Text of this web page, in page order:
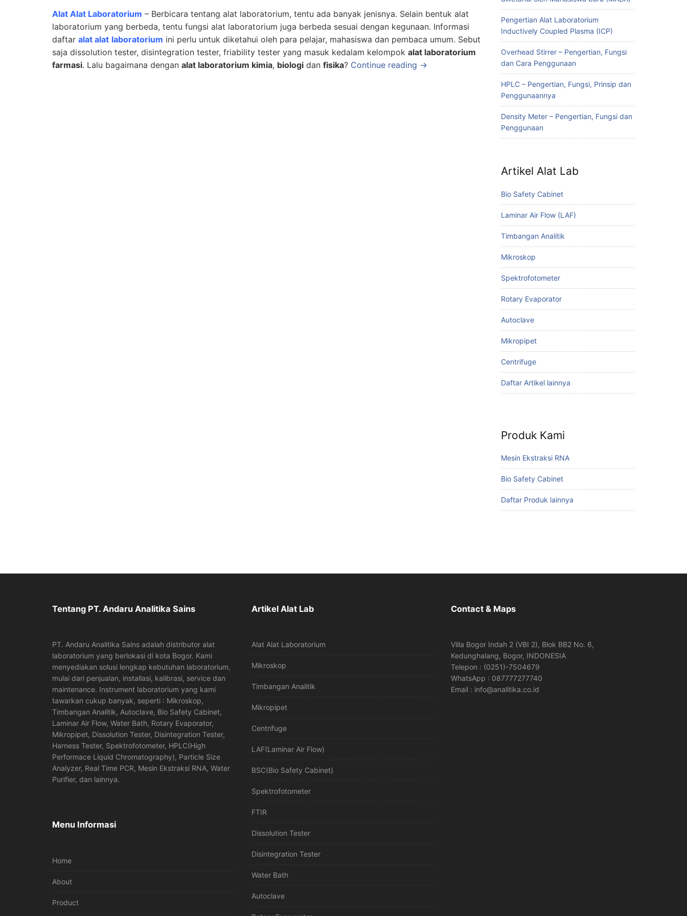
Alat Alat Laboratorium – Berbicara tentang alat laboratorium, tentu ada banyak jenisnya. Selain bentuk alat
laboratorium yang berbeda, tentu fungsi alat laboratorium juga berbeda sesuai dengan kegunaan. Informasi
daftar alat alat laboratorium ini perlu untuk diketahui oleh para pelajar, mahasiswa dan pembaca umum. Sebut
saja dissolution tester, disintegration tester, friability tester yang masuk kedalam kelompok alat laboratorium
farmasi. Lalu bagaimana dengan alat laboratorium kimia, biologi dan fisika? Continue reading →
Pengertian Alat Laboratorium
Inductively Coupled Plasma (ICP)
Overhead Stirrer – Pengertian, Fungsi
dan Cara Penggunaan
HPLC – Pengertian, Fungsi, Prinsip dan
Penggunaannya
Density Meter – Pengertian, Fungsi dan
Penggunaan
Artikel Alat Lab
Bio Safety Cabinet
Laminar Air Flow (LAF)
Timbangan Analitik
Mikroskop
Spektrofotometer
Rotary Evaporator
Autoclave
Mikropipet
Centrifuge
Daftar Artikel lainnya
Produk Kami
Mesin Ekstraksi RNA
Bio Safety Cabinet
Daftar Produk lainnya
Tentang PT. Andaru Analitika Sains
PT. Andaru Analitika Sains adalah distributor alat
laboratorium yang berlokasi di kota Bogor. Kami
menyediakan solusi lengkap kebutuhan laboratorium,
mulai dari penjualan, installasi, kalibrasi, service dan
maintenance. Instrument laboratorium yang kami
tawarkan cukup banyak, seperti : Mikroskop,
Timbangan Analitik, Autoclave, Bio Safety Cabinet,
Laminar Air Flow, Water Bath, Rotary Evaporator,
Mikropipet, Dissolution Tester, Disintegration Tester,
Harness Tester, Spektrofotometer, HPLC(High
Performace Liquid Chromatography), Particle Size
Analyzer, Real Time PCR, Mesin Ekstraksi RNA, Water
Purifier, dan lainnya.
Menu Informasi
Home
About
Product
Artikel Alat Lab
Alat Alat Laboratorium
Mikroskop
Timbangan Analitik
Mikropipet
Centrifuge
LAF(Laminar Air Flow)
BSC(Bio Safety Cabinet)
Spektrofotometer
FTIR
Dissolution Tester
Disintegration Tester
Water Bath
Autoclave
Contact & Maps
Villa Bogor Indah 2 (VBI 2), Blok BB2 No. 6,
Kedunghalang, Bogor, INDONESIA
Telepon : (0251)-7504679
WhatsApp : 087777277740
Email : info@analitika.co.id